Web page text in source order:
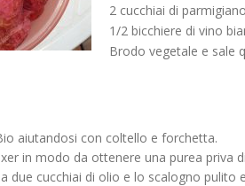
2 cucchiai di
1/2 bicchiere di vino
Brodo vegetale e sale
aiutandosi con coltello e forchetta.
in modo da ottenere una purea priva
due cucchiai di olio e lo scalogno pulito